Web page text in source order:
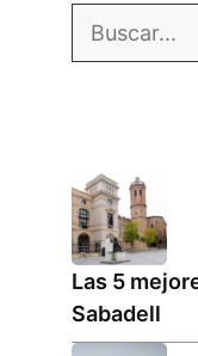
Las 5
Sabadell